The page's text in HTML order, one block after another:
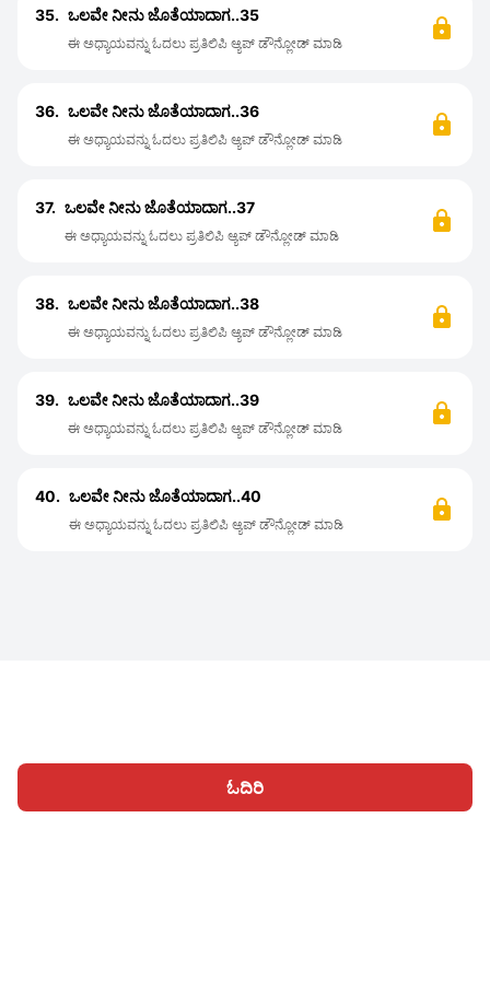
ಓದಿರಿ
35. ಒಲವೇ ನೀನು ಜೊತೆಯಾದಾಗ..35
ಈ ಅಧ್ಯಾಯವನ್ನು ಓದಲು ಪ್ರತಿಲಿಪಿ ಆ್ಯಪ್ ಡೌನ್ಲೋಡ್ ಮಾಡಿ
36. ಒಲವೇ ನೀನು ಜೊತೆಯಾದಾಗ..36
ಈ ಅಧ್ಯಾಯವನ್ನು ಓದಲು ಪ್ರತಿಲಿಪಿ ಆ್ಯಪ್ ಡೌನ್ಲೋಡ್ ಮಾಡಿ
37. ಒಲವೇ ನೀನು ಜೊತೆಯಾದಾಗ..37
ಈ ಅಧ್ಯಾಯವನ್ನು ಓದಲು ಪ್ರತಿಲಿಪಿ ಆ್ಯಪ್ ಡೌನ್ಲೋಡ್ ಮಾಡಿ
38. ಒಲವೇ ನೀನು ಜೊತೆಯಾದಾಗ..38
ಈ ಅಧ್ಯಾಯವನ್ನು ಓದಲು ಪ್ರತಿಲಿಪಿ ಆ್ಯಪ್ ಡೌನ್ಲೋಡ್ ಮಾಡಿ
39. ಒಲವೇ ನೀನು ಜೊತೆಯಾದಾಗ..39
ಈ ಅಧ್ಯಾಯವನ್ನು ಓದಲು ಪ್ರತಿಲಿಪಿ ಆ್ಯಪ್ ಡೌನ್ಲೋಡ್ ಮಾಡಿ
40. ಒಲವೇ ನೀನು ಜೊತೆಯಾದಾಗ..40
ಈ ಅಧ್ಯಾಯವನ್ನು ಓದಲು ಪ್ರತಿಲಿಪಿ ಆ್ಯಪ್ ಡೌನ್ಲೋಡ್ ಮಾಡಿ
ಹೋಮ್ ವಿಭಾಗಗಳು ಬರೆಯಿರಿ ಲೇಖನಗಳು ಸೈನ್ ಇನ್ ಆಗಿ